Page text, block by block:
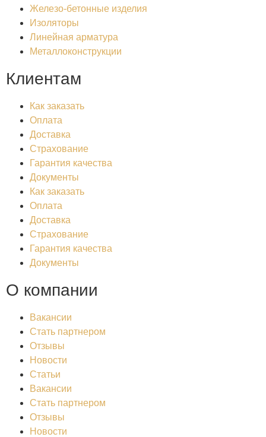
Железо-бетонные изделия
Изоляторы
Линейная арматура
Металлоконструкции
Клиентам
Как заказать
Оплата
Доставка
Страхование
Гарантия качества
Документы
Как заказать
Оплата
Доставка
Страхование
Гарантия качества
Документы
О компании
Вакансии
Стать партнером
Отзывы
Новости
Статьи
Вакансии
Стать партнером
Отзывы
Новости